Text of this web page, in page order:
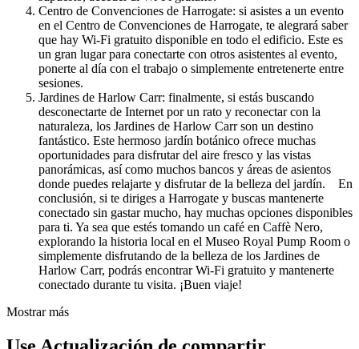
Centro de Convenciones de Harrogate: si asistes a un evento
en el Centro de Convenciones de Harrogate, te alegrará saber
que hay Wi-Fi gratuito disponible en todo el edificio. Este es
un gran lugar para conectarte con otros asistentes al evento,
ponerte al día con el trabajo o simplemente entretenerte entre
sesiones.
Jardines de Harlow Carr: finalmente, si estás buscando
desconectarte de Internet por un rato y reconectar con la
naturaleza, los Jardines de Harlow Carr son un destino
fantástico. Este hermoso jardín botánico ofrece muchas
oportunidades para disfrutar del aire fresco y las vistas
panorámicas, así como muchos bancos y áreas de asientos
donde puedes relajarte y disfrutar de la belleza del jardín. En
conclusión, si te diriges a Harrogate y buscas mantenerte
conectado sin gastar mucho, hay muchas opciones disponibles
para ti. Ya sea que estés tomando un café en Caffè Nero,
explorando la historia local en el Museo Royal Pump Room o
simplemente disfrutando de la belleza de los Jardines de
Harlow Carr, podrás encontrar Wi-Fi gratuito y mantenerte
conectado durante tu visita. ¡Buen viaje!
Mostrar más